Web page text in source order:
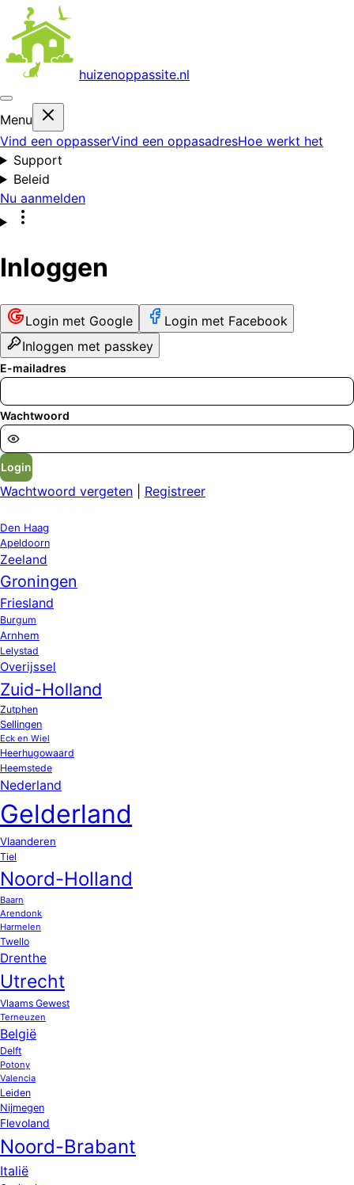
huizenoppassite.nl
Menu
Vind een oppasserVind een oppasadresHoe werkt het
Support
Beleid
Nu aanmelden
Inloggen
Login met Google
Login met Facebook
Inloggen met passkey
E-mailadres
Wachtwoord
Login
Wachtwoord vergeten
Registreer
Den Haag
Apeldoorn
Zeeland
Groningen
Friesland
Burgum
Arnhem
Lelystad
Overijssel
Zuid-Holland
Zutphen
Sellingen
Eck en Wiel
Heerhugowaard
Heemstede
Nederland
Gelderland
Vlaanderen
Tiel
Noord-Holland
Baarn
Arendonk
Harmelen
Twello
Drenthe
Utrecht
Vlaams Gewest
Terneuzen
België
Delft
Potony
Valencia
Leiden
Nijmegen
Flevoland
Noord-Brabant
Italië